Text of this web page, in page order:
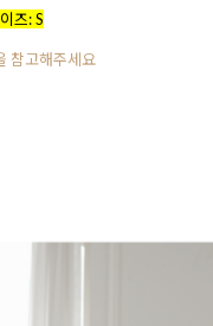
즈: S
참고해주세요